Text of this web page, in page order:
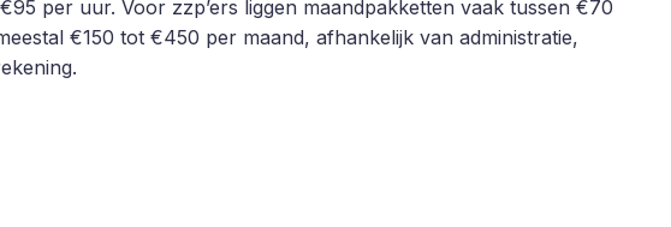
per uur. Voor zzp’ers liggen maandpakketten vaak tussen €70
€150 tot €450 per maand, afhankelijk van administratie,